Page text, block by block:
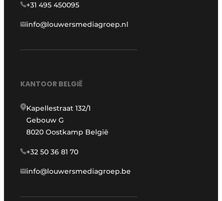
+31 495 450095
info@louwersmediagroep.nl
KANTOOR BELGIË
Kapellestraat 132/1
Gebouw G
8020 Oostkamp België
+32 50 36 81 70
info@louwersmediagroep.be